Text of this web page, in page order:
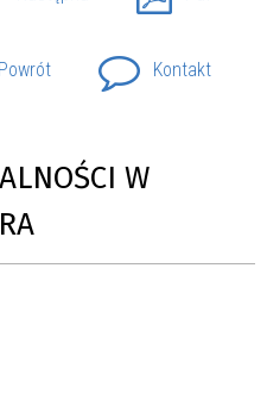
Powrót Kontakt
W